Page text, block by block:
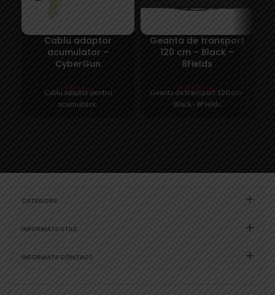
Cablu adaptor
acumulator –
CyberGun
9,99 lei
Cablu adaptor pentru
acumulator.
Geanta de transport
120 cm – Black –
8Fields
130,00lei
Geanta de transport 120 cm -
Black - 8Fields
CATEGORII
INFORMATII UTILE
INFORMATII CONTACT